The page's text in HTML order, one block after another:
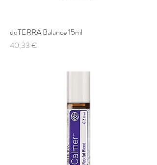
doTERRA Balance 15ml
Preis
40,33 €